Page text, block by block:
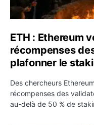
ETH : Ethereum
récompenses
plafonner le
Des chercheurs
récompenses des
au-delà de 50 % de